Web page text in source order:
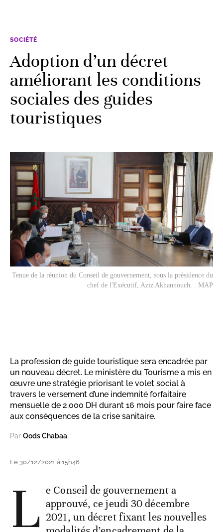
SOCIÉTÉ
Adoption d’un décret
améliorant les conditions
sociales des guides
touristiques
Tenue de la réunion du Conseil de gouvernement, sous la présidence du
chef de l'Exécutif, Aziz Akhannouch. . MAP
La profession de guide touristique sera encadrée par
un nouveau décret. Le ministère du Tourisme a mis en
œuvre une stratégie priorisant le volet social à
travers le versement d’une indemnité forfaitaire
mensuelle de 2.000 DH durant 16 mois pour faire face
aux conséquences de la crise sanitaire.
Par Qods Chabaa
Le 30/12/2021 à 15h46
L e Conseil de gouvernement a
approuvé, ce jeudi 30 décembre
2021, un décret fixant les nouvelles